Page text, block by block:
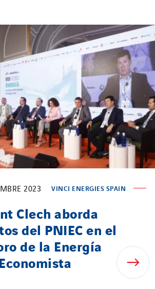
2023 VINCI ENERGIES SPAIN
Clech aborda
del PNIEC en el
de la Energía